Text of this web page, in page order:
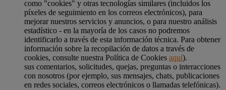
como "cookies" y otras tecnologías similares (incluidos los
píxeles de seguimiento en los correos electrónicos), para
mejorar nuestros servicios y anuncios, o para nuestro análisis
estadístico - en la mayoría de los casos no podremos
identificarlo a través de esta información técnica. Para obtener
información sobre la recopilación de datos a través de
cookies, consulte nuestra Política de Cookies aquí).
sus comentarios, solicitudes, quejas, preguntas o interacciones
con nosotros (por ejemplo, sus mensajes, chats, publicaciones
en redes sociales, correos electrónicos o llamadas telefónicas).